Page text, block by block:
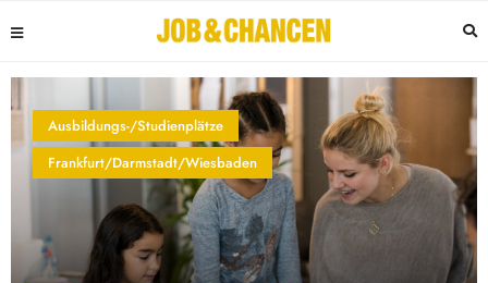
Ausbildungs-/Studienplätze
Frankfurt/Darmstadt/Wiesbaden